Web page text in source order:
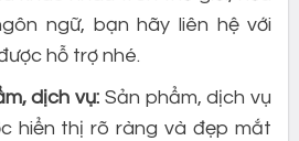
ngữ, bạn hãy liên hệ với
hỗ trợ nhé.
dịch vụ: Sản phẩm, dịch vụ
hiển thị rõ ràng và đẹp mắt